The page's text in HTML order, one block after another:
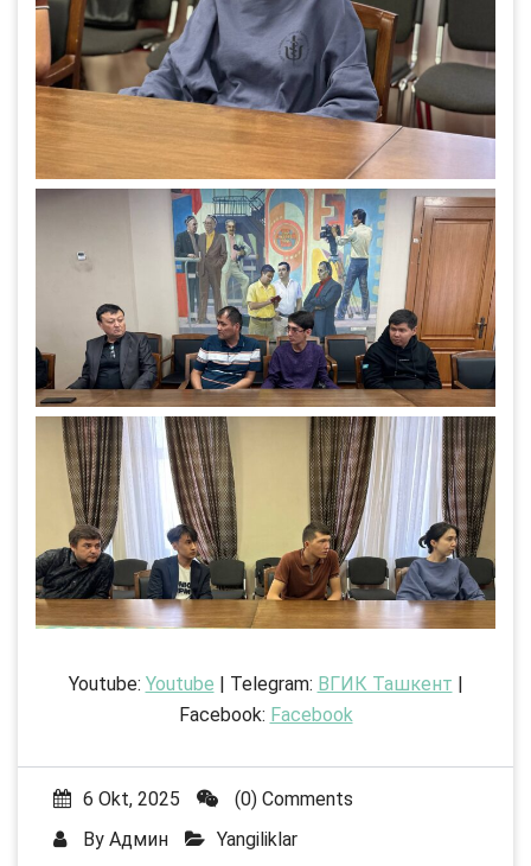
Youtube: Youtube | Telegram: ВГИК Ташкент
Facebook: Facebook
6 Okt, 2025
(0) Comments
By Админ Yangiliklar